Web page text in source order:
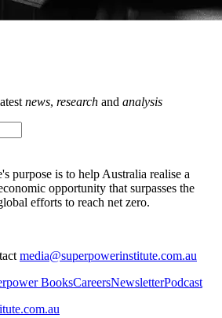
news, research and analysis
purpose is to help Australia realise a
opportunity that surpasses the
media@superpowerinstitute.com.au
Careers​​​​‌ ‍ ​‍​‍‌‍ ‌ ​‍‌‍‍‌‌‍‌ ‌‍‍‌‌‍ ‍​‍​‍​ ‍‍​‍​‍‌ ​ ‌‍​‌‌‍ ‍‌‍‍‌‌ ‌​‌ ‍‌​‍ ‍‌‍‍‌‌‍ ​‍​‍​‍ ​​‍​‍‌‍‍​‌ ​‍‌‍‌‌‌‍‌‍​‍​‍​ ‍‍​‍​‍‌‍‍​‌ ‌​‌ ‌​‌ ​​​ ‍‍​‍ ​‍ ‌‍ ​‌‍ ‌‍​ ‌‍​‌‌‍ ​‌‍‍​‌‍ ‌ ​ ‌ ‌​​ ‍‍​ ​ ​ ​ ​ ​ ​ ​ ​‍ ‌‍‍‌‌‍ ‍‌ ‌​‌‍‌‌‌‍ ‍‌ ‌​​‍ ‌‍‌‌‌‍‌​‌‍‍‌‌ ‌​​‍ ‌‍ ‌‌‍ ‌‍‌​‌‍‌‌​ ‌‌ ​​‌ ​‍‌‍‌‌‌ ​ ‌‍‌‌‌‍ ‍‌ ‌​‌‍​‌‌ ‌​‌‍‍‌‌‍ ‌‍ ‍​ ‍ ‌‍‍‌‌‍‌​​ ‌​ ​‍​ ‌‍​ ‌‌​ ‌‍​ ​​‌‍‌‌​ ‍​​ ​​​‍ ‌​ ‌ ​ ‌​​ ‌‍​ ‌‌​‍ ‌​ ‌​​ ‍​​ ​ ​ ‍‌​‍ ‌​ ‍​​ ‌‍​ ​‍​ ‍‌​‍ ‌​ ‌‌​ ‌‌​ ‌ ​ ​‍‌‍‌‍​ ‍​​ ​‍​ ‍‌​ ‌‌​ ‍​​ ​​‌‍‌‌​ ‍ ‌ ‌​‌ ‍‌‌ ​​‌‍‌‌​ ‌‌ ​ ‌‍‌‌‌ ‌​‌ ‌​‌‍‍‌‌‍ ‍‌‍‌ ‌ ​ ​ ‍ ‌ ​​‌‍​‌‌ ‌​‌‍‍​​ ‌‌‍‌‍‌‍ ‌‍ ‌ ‌​‌‍‌‌‌ ​‍‌​ ‌‌‍‌‌‌‍ ‍‌ ‌‌‌​‍‌‌ ‌​‌‍‌‌‌‍ ‌‌ ​ ​‍‌‌​ ‌‌‌​​‍‌‌ ‌‍‍ ‌‍‌‌‌ ‍‌​‍‌‌​ ​ ‌​‌​​‍‌‌​ ​ ‌​‌​​‍‌‌​ ​‍​ ​‍‌‍‌‌​ ‌‌‌‍‌​​ ‌‍​ ‌ ‌‍‌​‌‍​‌​ ‌ ​ ‌ ​ ‌ ​ ​​‌‍​‌​‍‌‌​ ​‍​ ​‍​‍‌‌​ ‌‌‌​‌​​‍ ‍‌‍ ​‌‍​‌‌‍​‍‌‍‌‌‌‍ ​​ ‌‍​‍‌‍​‌‌ ​ ‌‍‌‌‌‌‌‌‌ ​‍‌‍ ​​ ‌‌‍‍​‌ ‌​‌ ‌​‌ ​​​‍‌‌​ ​ ‌​​‌​‍‌‌​ ​‍‌​‌‍​‍‌‌​ ​‍‌​‌‍‌‍ ​‌‍ ‌‍​ ‌‍​‌‌‍ ​‌‍‍​‌‍ ‌ ​ ‌ ‌​​‍‌‌​ ​ ‌​​‌​ ​ ​ ​ ​ ​ ​ ​ ​‍‌‍‌‍‍‌‌‍‌​​ ‌​ ​‍​ ‌‍​ ‌‌​ ‌‍​ ​​‌‍‌‌​ ‍​​ ​​​‍ ‌​ ‌ ​ ‌​​ ‌‍​ ‌‌​‍ ‌​ ‌​​ ‍​​ ​ ​ ‍‌​‍ ‌​ ‍​​ ‌‍​ ​‍​ ‍‌​‍ ‌​ ‌‌​ ‌‌​ ‌ ​ ​‍‌‍‌‍​ ‍​​ ​‍​ ‍‌​ ‌‌​ ‍​​ ​​‌‍‌‌​‍‌‍‌ ‌​‌ ‍‌‌ ​​‌‍‌‌​ ‌‌ ​ ‌‍‌‌‌ ‌​‌ ‌​‌‍‍‌‌‍ ‍‌‍‌ ‌ ​ ​‍‌‍‌ ​​‌‍​‌‌ ‌​‌‍‍​​ ‌‌‍‌‍‌‍ ‌‍ ‌ ‌​‌‍‌‌‌ ​‍‌​ ‌‌‍‌‌‌‍ ‍‌ ‌‌‌​‍‌‌ ‌​‌‍‌‌‌‍ ‌‌ ​ ​‍‌‌​ ‌‌‌​​‍‌‌ ‌‍‍ ‌‍‌‌‌ ‍‌​‍‌‌​ ​ ‌​‌​​‍‌‌​ ​ ‌​‌​​‍‌‌​ ​‍​ ​‍‌‍‌‌​ ‌‌‌‍‌​​ ‌‍​ ‌ ‌‍‌​‌‍​‌​ ‌ ​ ‌ ​ ‌ ​ ​​‌‍​‌​‍‌‌​ ​‍​ ​‍​‍‌‌​ ‌‌‌​‌​​‍ ‍‌‍ ​‌‍​‌‌‍​‍‌‍‌‌‌‍ ​​‍‌‍‌ ​​‌‍‌‌‌ ​‍‌ ​ ‌ ​​‌‍‌‌‌‍​ ‌ ‌​‌‍‍‌‌ ‌‍‌‍‌‌​ ‌‌ ​​‌ ‌‌‌‍​‍‌‍ ​‌‍‍‌‌ ​ ‌‍‍​‌‍‌‌‌‍‌​​‍​‍‌ ‌Newsletter​​​​‌ ‍ ​‍​‍‌‍ ‌ ​‍‌‍‍‌‌‍‌ ‌‍‍‌‌‍ ‍​‍​‍​ ‍‍​‍​‍‌ ​ ‌‍​‌‌‍ ‍‌‍‍‌‌ ‌​‌ ‍‌​‍ ‍‌‍‍‌‌‍ ​‍​‍​‍ ​​‍​‍‌‍‍​‌ ​‍‌‍‌‌‌‍‌‍​‍​‍​ ‍‍​‍​‍‌‍‍​‌ ‌​‌ ‌​‌ ​​​ ‍‍​‍ ​‍ ‌‍ ​‌‍ ‌‍​ ‌‍​‌‌‍ ​‌‍‍​‌‍ ‌ ​ ‌ ‌​​ ‍‍​ ​ ​ ​ ​ ​ ​ ​ ​‍ ‌‍‍‌‌‍ ‍‌ ‌​‌‍‌‌‌‍ ‍‌ ‌​​‍ ‌‍‌‌‌‍‌​‌‍‍‌‌ ‌​​‍ ‌‍ ‌‌‍ ‌‍‌​‌‍‌‌​ ‌‌ ​​‌ ​‍‌‍‌‌‌ ​ ‌‍‌‌‌‍ ‍‌ ‌​‌‍​‌‌ ‌​‌‍‍‌‌‍ ‌‍ ‍​ ‍ ‌‍‍‌‌‍‌​​ ‌​ ​‍​ ‌‍​ ‌‌​ ‌‍​ ​​‌‍‌‌​ ‍​​ ​​​‍ ‌​ ‌ ​ ‌​​ ‌‍​ ‌‌​‍ ‌​ ‌​​ ‍​​ ​ ​ ‍‌​‍ ‌​ ‍​​ ‌‍​ ​‍​ ‍‌​‍ ‌​ ‌‌​ ‌‌​ ‌ ​ ​‍‌‍‌‍​ ‍​​ ​‍​ ‍‌​ ‌‌​ ‍​​ ​​‌‍‌‌​ ‍ ‌ ‌​‌ ‍‌‌ ​​‌‍‌‌​ ‌‌ ​ ‌‍‌‌‌ ‌​‌ ‌​‌‍‍‌‌‍ ‍‌‍‌ ‌ ​ ​ ‍ ‌ ​​‌‍​‌‌ ‌​‌‍‍​​ ‌‌‍‌‍‌‍ ‌‍ ‌ ‌​‌‍‌‌‌ ​‍‌​ ‌‌‍‌‌‌‍ ‍‌ ‌‌‌​‍‌‌ ‌​‌‍‌‌‌‍ ‌‌ ​ ​‍‌‌​ ‌‌‌​​‍‌‌ ‌‍‍ ‌‍‌‌‌ ‍‌​‍‌‌​ ​ ‌​‌​​‍‌‌​ ​ ‌​‌​​‍‌‌​ ​‍​ ​‍​ ​‍‌‍​‍​ ​​​ ​ ​ ‍‌​ ​‍‌‍​‌​ ‍​‌‍​‌​ ‌ ​ ​​‌‍‌‍​‍‌‌​ ​‍​ ​‍​‍‌‌​ ‌‌‌​‌​​‍ ‍‌‍ ​‌‍​‌‌‍​‍‌‍‌‌‌‍ ​​ ‌‍​‍‌‍​‌‌ ​ ‌‍‌‌‌‌‌‌‌ ​‍‌‍ ​​ ‌‌‍‍​‌ ‌​‌ ‌​‌ ​​​‍‌‌​ ​ ‌​​‌​‍‌‌​ ​‍‌​‌‍​‍‌‌​ ​‍‌​‌‍‌‍ ​‌‍ ‌‍​ ‌‍​‌‌‍ ​‌‍‍​‌‍ ‌ ​ ‌ ‌​​‍‌‌​ ​ ‌​​‌​ ​ ​ ​ ​ ​ ​ ​ ​‍‌‍‌‍‍‌‌‍‌​​ ‌​ ​‍​ ‌‍​ ‌‌​ ‌‍​ ​​‌‍‌‌​ ‍​​ ​​​‍ ‌​ ‌ ​ ‌​​ ‌‍​ ‌‌​‍ ‌​ ‌​​ ‍​​ ​ ​ ‍‌​‍ ‌​ ‍​​ ‌‍​ ​‍​ ‍‌​‍ ‌​ ‌‌​ ‌‌​ ‌ ​ ​‍‌‍‌‍​ ‍​​ ​‍​ ‍‌​ ‌‌​ ‍​​ ​​‌‍‌‌​‍‌‍‌ ‌​‌ ‍‌‌ ​​‌‍‌‌​ ‌‌ ​ ‌‍‌‌‌ ‌​‌ ‌​‌‍‍‌‌‍ ‍‌‍‌ ‌ ​ ​‍‌‍‌ ​​‌‍​‌‌ ‌​‌‍‍​​ ‌‌‍‌‍‌‍ ‌‍ ‌ ‌​‌‍‌‌‌ ​‍‌​ ‌‌‍‌‌‌‍ ‍‌ ‌‌‌​‍‌‌ ‌​‌‍‌‌‌‍ ‌‌ ​ ​‍‌‌​ ‌‌‌​​‍‌‌ ‌‍‍ ‌‍‌‌‌ ‍‌​‍‌‌​ ​ ‌​‌​​‍‌‌​ ​ ‌​‌​​‍‌‌​ ​‍​ ​‍​ ​‍‌‍​‍​ ​​​ ​ ​ ‍‌​ ​‍‌‍​‌​ ‍​‌‍​‌​ ‌ ​ ​​‌‍‌‍​‍‌‌​ ​‍​ ​‍​‍‌‌​ ‌‌‌​‌​​‍ ‍‌‍ ​‌‍​‌‌‍​‍‌‍‌‌‌‍ ​​‍‌‍‌ ​​‌‍‌‌‌ ​‍‌ ​ ‌ ​​‌‍‌‌‌‍​ ‌ ‌​‌‍‍‌‌ ‌‍‌‍‌‌​ ‌‌ ​​‌ ‌‌‌‍​‍‌‍ ​‌‍‍‌‌ ​ ‌‍‍​‌‍‌‌‌‍‌​​‍​‍‌ ‌Podcast​​​​‌ ‍ ​‍​‍‌‍ ‌ ​‍‌‍‍‌‌‍‌ ‌‍‍‌‌‍ ‍​‍​‍​ ‍‍​‍​‍‌ ​ ‌‍​‌‌‍ ‍‌‍‍‌‌ ‌​‌ ‍‌​‍ ‍‌‍‍‌‌‍ ​‍​‍​‍ ​​‍​‍‌‍‍​‌ ​‍‌‍‌‌‌‍‌‍​‍​‍​ ‍‍​‍​‍‌‍‍​‌ ‌​‌ ‌​‌ ​​​ ‍‍​‍ ​‍ ‌‍ ​‌‍ ‌‍​ ‌‍​‌‌‍ ​‌‍‍​‌‍ ‌ ​ ‌ ‌​​ ‍‍​ ​ ​ ​ ​ ​ ​ ​ ​‍ ‌‍‍‌‌‍ ‍‌ ‌​‌‍‌‌‌‍ ‍‌ ‌​​‍ ‌‍‌‌‌‍‌​‌‍‍‌‌ ‌​​‍ ‌‍ ‌‌‍ ‌‍‌​‌‍‌‌​ ‌‌ ​​‌ ​‍‌‍‌‌‌ ​ ‌‍‌‌‌‍ ‍‌ ‌​‌‍​‌‌ ‌​‌‍‍‌‌‍ ‌‍ ‍​ ‍ ‌‍‍‌‌‍‌​​ ‌​ ​‍​ ‌‍​ ‌‌​ ‌‍​ ​​‌‍‌‌​ ‍​​ ​​​‍ ‌​ ‌ ​ ‌​​ ‌‍​ ‌‌​‍ ‌​ ‌​​ ‍​​ ​ ​ ‍‌​‍ ‌​ ‍​​ ‌‍​ ​‍​ ‍‌​‍ ‌​ ‌‌​ ‌‌​ ‌ ​ ​‍‌‍‌‍​ ‍​​ ​‍​ ‍‌​ ‌‌​ ‍​​ ​​‌‍‌‌​ ‍ ‌ ‌​‌ ‍‌‌ ​​‌‍‌‌​ ‌‌ ​ ‌‍‌‌‌ ‌​‌ ‌​‌‍‍‌‌‍ ‍‌‍‌ ‌ ​ ​ ‍ ‌ ​​‌‍​‌‌ ‌​‌‍‍​​ ‌‌‍‌‍‌‍ ‌‍ ‌ ‌​‌‍‌‌‌ ​‍‌​ ‌‌‍‌‌‌‍ ‍‌ ‌‌‌​‍‌‌ ‌​‌‍‌‌‌‍ ‌‌ ​ ​‍‌‌​ ‌‌‌​​‍‌‌ ‌‍‍ ‌‍‌‌‌ ‍‌​‍‌‌​ ​ ‌​‌​​‍‌‌​ ​ ‌​‌​​‍‌‌​ ​‍​ ​‍​ ‌‍‌‍‌‌​ ‍​​ ​ ​ ​​​ ‍‌​ ‌​​ ​​​ ​‍‌‍‌‍‌‍​ ​ ​‍​‍‌‌​ ​‍​ ​‍​‍‌‌​ ‌‌‌​‌​​‍ ‍‌‍ ​‌‍​‌‌‍​‍‌‍‌‌‌‍ ​​ ‌‍​‍‌‍​‌‌ ​ ‌‍‌‌‌‌‌‌‌ ​‍‌‍ ​​ ‌‌‍‍​‌ ‌​‌ ‌​‌ ​​​‍‌‌​ ​ ‌​​‌​‍‌‌​ ​‍‌​‌‍​‍‌‌​ ​‍‌​‌‍‌‍ ​‌‍ ‌‍​ ‌‍​‌‌‍ ​‌‍‍​‌‍ ‌ ​ ‌ ‌​​‍‌‌​ ​ ‌​​‌​ ​ ​ ​ ​ ​ ​ ​ ​‍‌‍‌‍‍‌‌‍‌​​ ‌​ ​‍​ ‌‍​ ‌‌​ ‌‍​ ​​‌‍‌‌​ ‍​​ ​​​‍ ‌​ ‌ ​ ‌​​ ‌‍​ ‌‌​‍ ‌​ ‌​​ ‍​​ ​ ​ ‍‌​‍ ‌​ ‍​​ ‌‍​ ​‍​ ‍‌​‍ ‌​ ‌‌​ ‌‌​ ‌ ​ ​‍‌‍‌‍​ ‍​​ ​‍​ ‍‌​ ‌‌​ ‍​​ ​​‌‍‌‌​‍‌‍‌ ‌​‌ ‍‌‌ ​​‌‍‌‌​ ‌‌ ​ ‌‍‌‌‌ ‌​‌ ‌​‌‍‍‌‌‍ ‍‌‍‌ ‌ ​ ​‍‌‍‌ ​​‌‍​‌‌ ‌​‌‍‍​​ ‌‌‍‌‍‌‍ ‌‍ ‌ ‌​‌‍‌‌‌ ​‍‌​ ‌‌‍‌‌‌‍ ‍‌ ‌‌‌​‍‌‌ ‌​‌‍‌‌‌‍ ‌‌ ​ ​‍‌‌​ ‌‌‌​​‍‌‌ ‌‍‍ ‌‍‌‌‌ ‍‌​‍‌‌​ ​ ‌​‌​​‍‌‌​ ​ ‌​‌​​‍‌‌​ ​‍​ ​‍​ ‌‍‌‍‌‌​ ‍​​ ​ ​ ​​​ ‍‌​ ‌​​ ​​​ ​‍‌‍‌‍‌‍​ ​ ​‍​‍‌‌​ ​‍​ ​‍​‍‌‌​ ‌‌‌​‌​​‍ ‍‌‍ ​‌‍​‌‌‍​‍‌‍‌‌‌‍ ​​‍‌‍‌ ​​‌‍‌‌‌ ​‍‌ ​ ‌ ​​‌‍‌‌‌‍​ ‌ ‌​‌‍‍‌‌ ‌‍‌‍‌‌​ ‌‌ ​​‌ ‌‌‌‍​‍‌‍ ​‌‍‍‌‌ ​ ‌‍‍​‌‍‌‌‌‍‌​​‍​‍‌ ‌